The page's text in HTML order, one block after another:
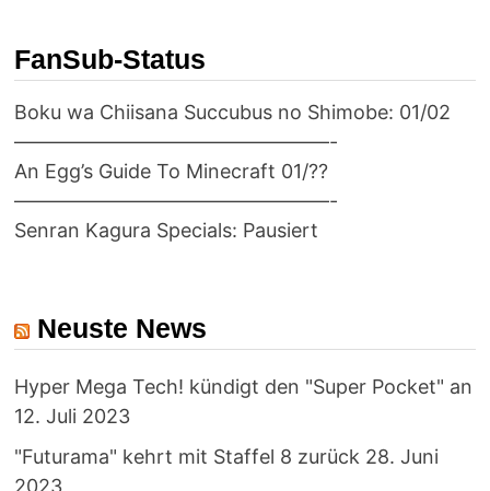
FanSub-Status
Boku wa Chiisana Succubus no Shimobe: 01/02
————————————————-
An Egg’s Guide To Minecraft 01/??
————————————————-
Senran Kagura Specials: Pausiert
Neuste News
Hyper Mega Tech! kündigt den "Super Pocket" an
12. Juli 2023
"Futurama" kehrt mit Staffel 8 zurück 28. Juni